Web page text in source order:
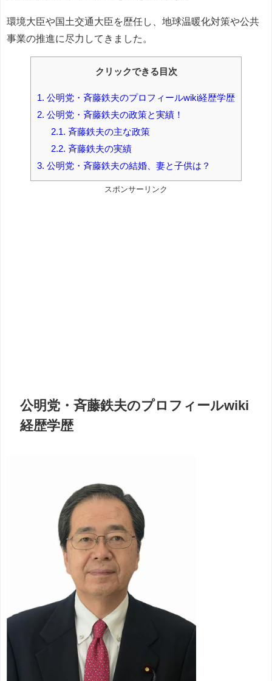
環境大臣や国土交通大臣を歴任し、地球温暖化対策や公共
事業の推進に尽力してきました。
クリックできる目次
1. 公明党・斉藤鉄夫のプロフィールwiki経歴学歴
2. 公明党・斉藤鉄夫の政策と実績！
2.1. 斉藤鉄夫の主な政策
2.2. 斉藤鉄夫の実績
3. 公明党・斉藤鉄夫の結婚、妻と子供は？
スポンサーリンク
公明党・斉藤鉄夫のプロフィールwiki
経歴学歴